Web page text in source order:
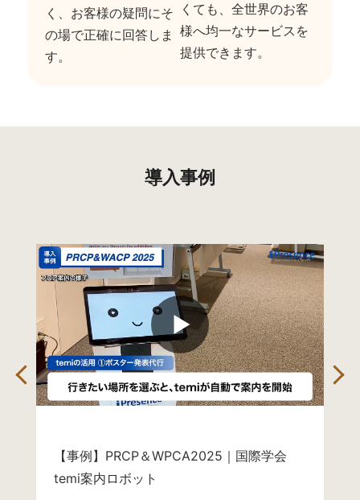
く、お客様の疑問にそ
の場で正確に回答しま
す。
くても、全世界のお客
様へ均一なサービスを
提供できます。
導入事例
【事例】PRCP＆WPCA2025｜国際学会
temi案内ロボット